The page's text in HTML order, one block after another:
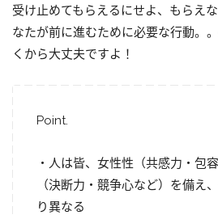
受け止めてもらえるにせよ、もらえ
なたが前に進むために必要な行動。
くから大丈夫ですよ！
Point.
・人は皆、女性性（共感力・包
（決断力・競争心など）を備え
り異なる